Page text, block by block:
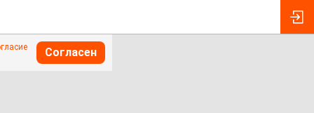
Согласен